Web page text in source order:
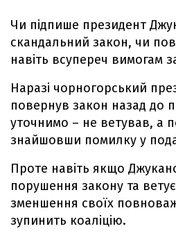
Чи підпише президент
скандальний закон, чи
навіть всупереч вимогам
Наразі чорногорський
повернув закон назад до
уточнимо – не ветував, а
знайшовши помилку у
Проте навіть якщо
порушення закону та
зменшення своїх
зупинить коаліцію.